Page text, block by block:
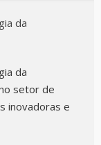
da
da
setor de
inovadoras e